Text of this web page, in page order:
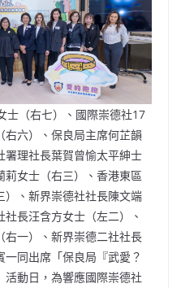
士（右七）、國際崇德社17
六）、保良局主席何芷韻
署理社長葉賀曾愉太平紳士
莉女士（右三）、香港東區
）、新界崇德社社長陳文端
長汪含方女士（左二）、
右一）、新界崇德二社社長
同出席「保良局『武愛？
活動日，為響應國際崇德社